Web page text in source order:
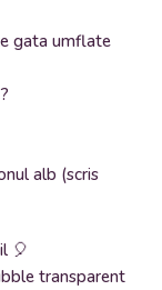
gata umflate
alb (scris
🎈
transparent